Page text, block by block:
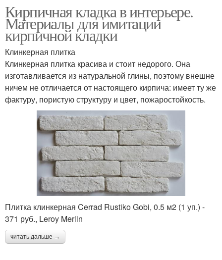
Кирпичная кладка в интерьере.
Материалы для имитации
кирпичной кладки
Клинкерная плитка
Клинкерная плитка красива и стоит недорого. Она
изготавливается из натуральной глины, поэтому внешне
ничем не отличается от настоящего кирпича: имеет ту же
фактуру, пористую структуру и цвет, пожаростойкость.
Плитка клинкерная Cerrad Rustiko Gobi, 0.5 м2 (1 уп.) -
371 руб., Leroy Merlin
читать дальше →